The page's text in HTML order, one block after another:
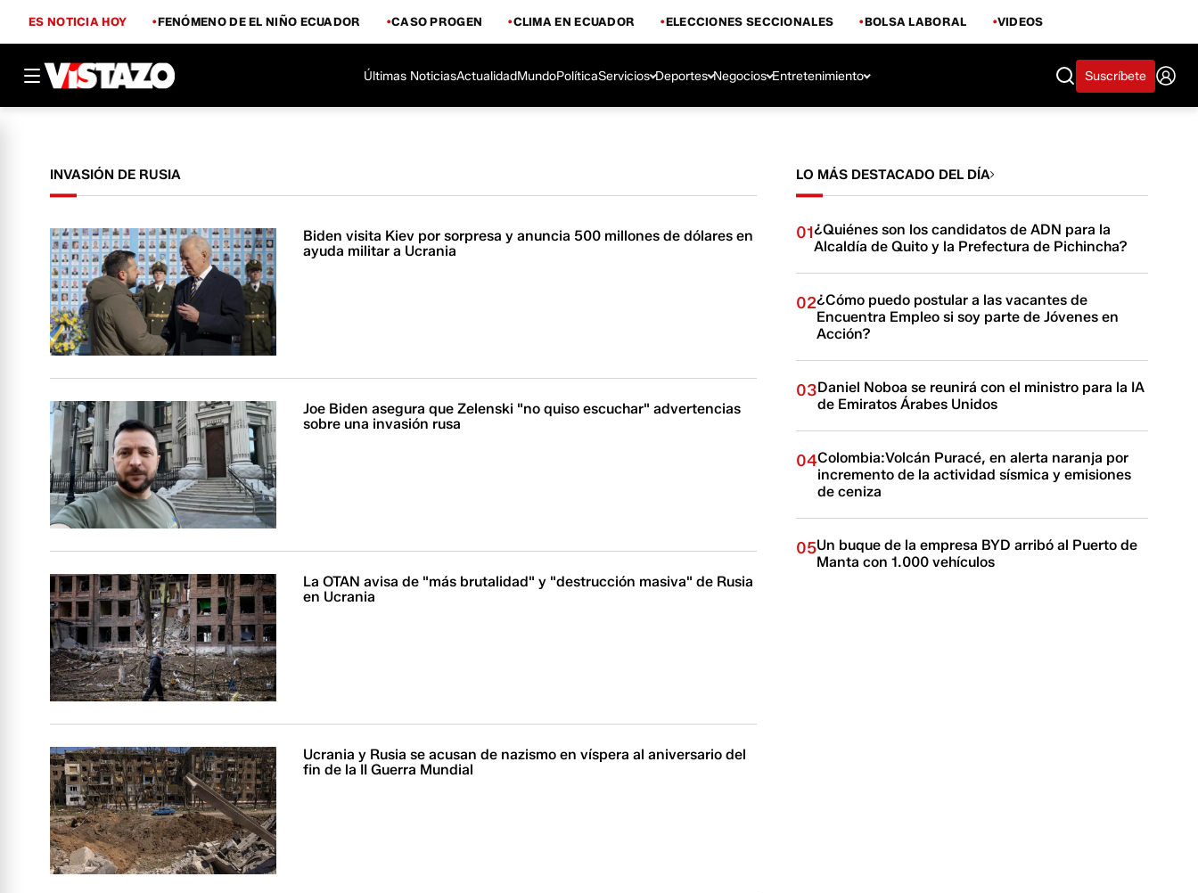
ES NOTICIA HOY FENÓMENO DE EL NIÑO ECUADOR CASO PROGEN CLIMA EN ECUADOR ELECCIONES SECCIONALES BOLSA LABORAL VIDEOS
Últimas NoticiasActualidadMundoPolíticaServicios Deportes Negocios Entretenimiento Suscríbete
INVASIÓN DE RUSIA
Biden visita Kiev por sorpresa y anuncia 500 millones de dólares en
ayuda militar a Ucrania
Joe Biden asegura que Zelenski "no quiso escuchar" advertencias
sobre una invasión rusa
La OTAN avisa de "más brutalidad" y "destrucción masiva" de Rusia
en Ucrania
Ucrania y Rusia se acusan de nazismo en víspera al aniversario del
fin de la II Guerra Mundial
LO MÁS DESTACADO DEL DÍA
01¿Quiénes son los candidatos de ADN para la
Alcaldía de Quito y la Prefectura de Pichincha?
02¿Cómo puedo postular a las vacantes de
Encuentra Empleo si soy parte de Jóvenes en
Acción?
03Daniel Noboa se reunirá con el ministro para la IA
de Emiratos Árabes Unidos
04Colombia:Volcán Puracé, en alerta naranja por
incremento de la actividad sísmica y emisiones
de ceniza
05Un buque de la empresa BYD arribó al Puerto de
Manta con 1.000 vehículos